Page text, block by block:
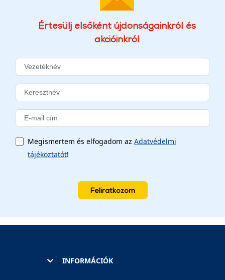
Értesülj elsőként újdonságainkról és
akcióinkról
Megismertem és elfogadom az Adatvédelmi
tájékoztatót!
Feliratkozom
INFORMÁCIÓK